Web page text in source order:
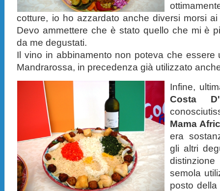
cotture, io ho azzardato anche diversi morsi
Devo ammettere che è stato quello che mi è
da me degustati.
Il vino in abbinamento non poteva che
Mandrarossa, in precedenza già utilizzato
Infine,
Costa
Mama
era
gli altri
semola
posto della